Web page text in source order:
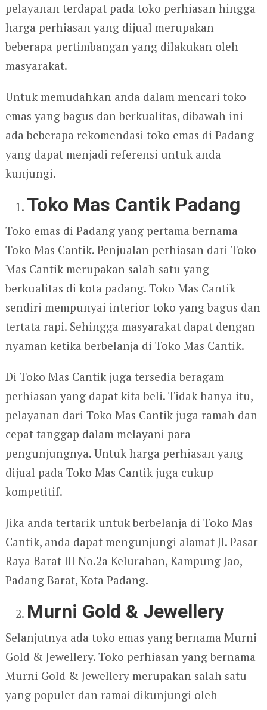
pelayanan terdapat pada toko perhiasan hingga
harga perhiasan yang dijual merupakan
beberapa pertimbangan yang dilakukan oleh
masyarakat.
Untuk memudahkan anda dalam mencari toko
emas yang bagus dan berkualitas, dibawah ini
ada beberapa rekomendasi toko emas di Padang
yang dapat menjadi referensi untuk anda
kunjungi.
Toko Mas Cantik Padang
Toko emas di Padang yang pertama bernama
Toko Mas Cantik. Penjualan perhiasan dari Toko
Mas Cantik merupakan salah satu yang
berkualitas di kota padang. Toko Mas Cantik
sendiri mempunyai interior toko yang bagus dan
tertata rapi. Sehingga masyarakat dapat dengan
nyaman ketika berbelanja di Toko Mas Cantik.
Di Toko Mas Cantik juga tersedia beragam
perhiasan yang dapat kita beli. Tidak hanya itu,
pelayanan dari Toko Mas Cantik juga ramah dan
cepat tanggap dalam melayani para
pengunjungnya. Untuk harga perhiasan yang
dijual pada Toko Mas Cantik juga cukup
kompetitif.
Jika anda tertarik untuk berbelanja di Toko Mas
Cantik, anda dapat mengunjungi alamat Jl. Pasar
Raya Barat III No.2a Kelurahan, Kampung Jao,
Padang Barat, Kota Padang.
Murni Gold & Jewellery
Selanjutnya ada toko emas yang bernama Murni
Gold & Jewellery. Toko perhiasan yang bernama
Murni Gold & Jewellery merupakan salah satu
yang populer dan ramai dikunjungi oleh